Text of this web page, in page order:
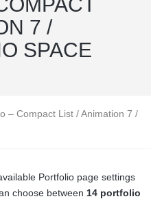
7 /
SPACE
– Compact List / Animation 7 /
Portfolio page settings
choose between 14 portfolio